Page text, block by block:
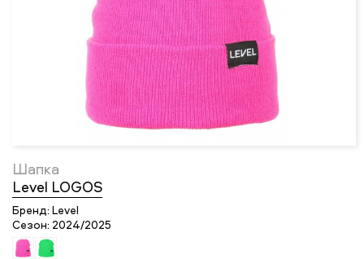
Шапка
Level LOGOS
Бренд: Level
Сезон: 2024/2025